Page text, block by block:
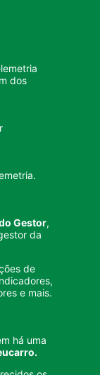
dos
.
Gestor,
da
de
e mais.
há uma